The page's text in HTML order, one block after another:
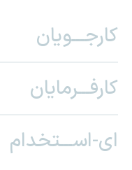
کارجـــویان
کارفـــرمایان
ای-اســـتخدام